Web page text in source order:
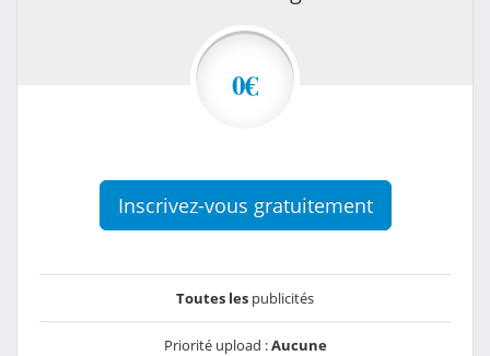
0€
Inscrivez-vous gratuitement
Toutes les publicités
Priorité upload :Aucune